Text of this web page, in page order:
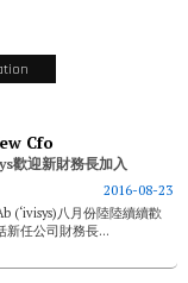
Cfo
歡迎新財務長加入
2016-08-23
(‘ivisys)八月份陸陸續續歡
新任公司財務長...